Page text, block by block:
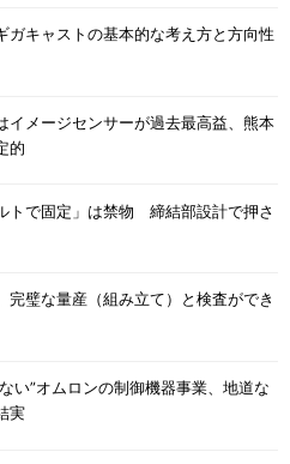
ガキャストの基本的な考え方と方向性
イメージセンサーが過去最高益、熊本
的
トで固定」は禁物 締結部設計で押さ
完璧な量産（組み立て）と検査ができ
い”オムロンの制御機器事業、地道な
実